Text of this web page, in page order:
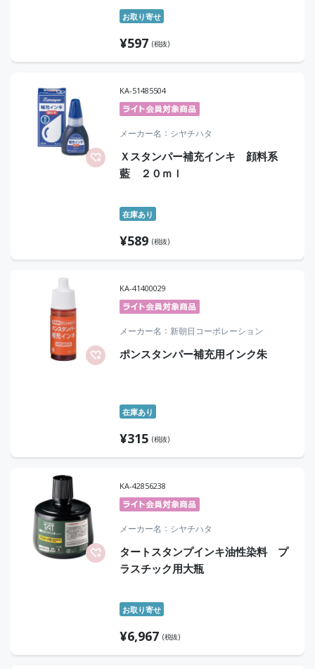
お取り寄せ
¥597 (税抜)
KA-51485504
メーカー名 シヤチハタ
Ｘスタンパー補充インキ 顔料系
藍 ２０ｍｌ
在庫あり
¥589 (税抜)
KA-41400029
メーカー名 新朝日コーポレーション
ポンスタンパー補充用インク朱
在庫あり
¥315 (税抜)
KA-42856238
メーカー名 シヤチハタ
タートスタンプインキ油性染料 プ
ラスチック用大瓶
お取り寄せ
¥6,967 (税抜)